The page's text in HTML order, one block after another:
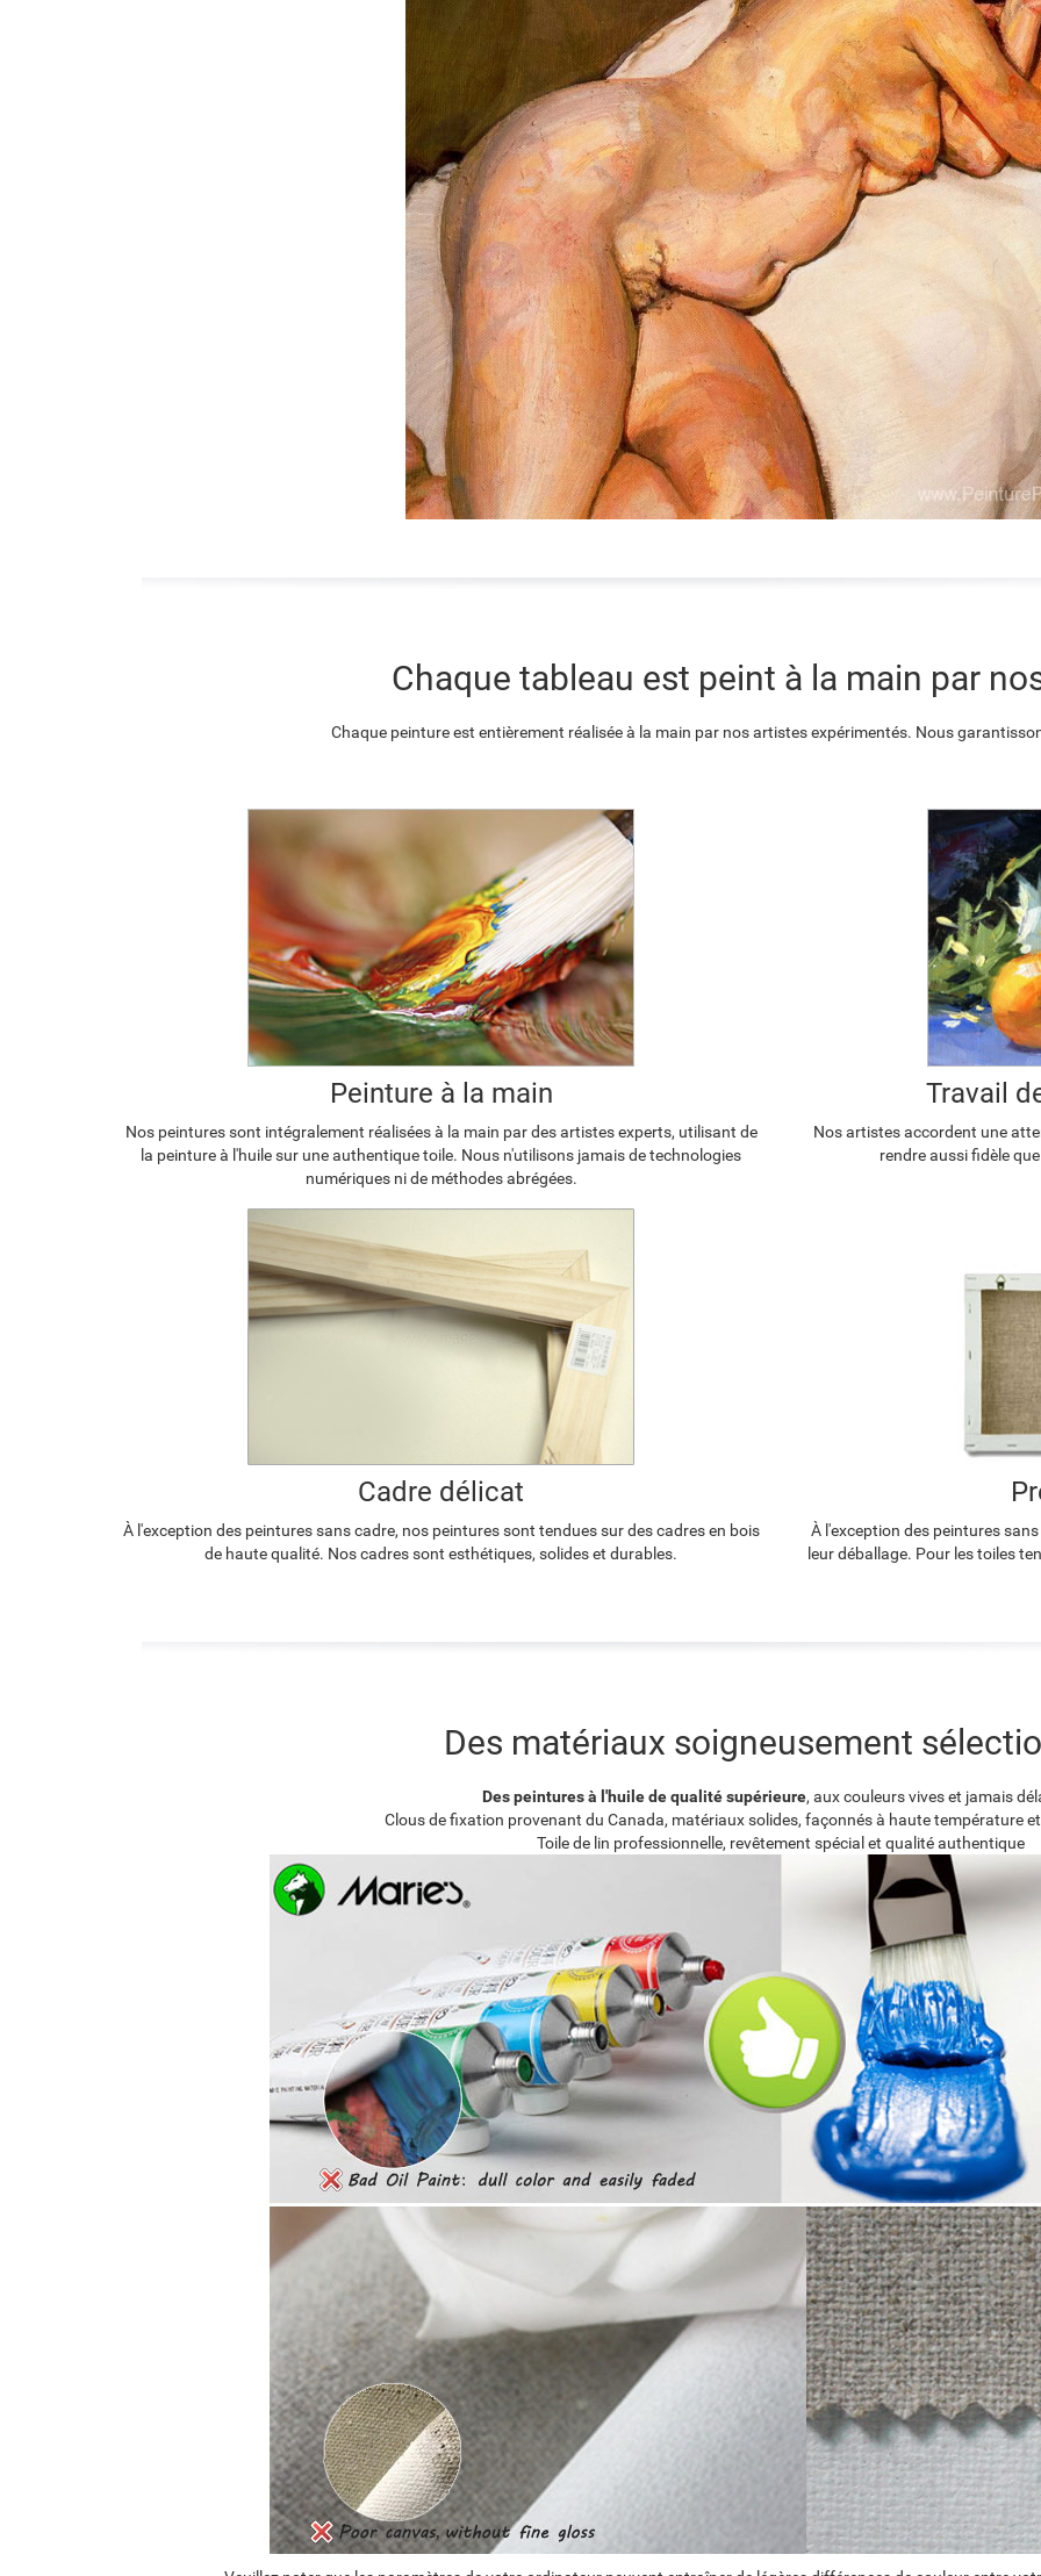
Chaque tableau est peint à la main par
Chaque peinture est entièrement réalisée à la main par nos artistes expérimentés. Nous
Peinture à la main
Nos peintures sont intégralement réalisées à la main par des artistes experts, utilisant de
la peinture à l'huile sur une authentique toile. Nous n'utilisons jamais de technologies
numériques ni de méthodes abrégées.
Travail
Nos artistes accordent une
rendre aussi fidèle
Cadre délicat
À l'exception des peintures sans cadre, nos peintures sont tendues sur des cadres en bois
de haute qualité. Nos cadres sont esthétiques, solides et durables.
À l'exception des peintures
leur déballage. Pour les toiles
Des matériaux soigneusement
Des peintures à l'huile de qualité supérieure, aux couleurs vives et jamais
Clous de fixation provenant du Canada, matériaux solides, façonnés à haute température
Toile de lin professionnelle, revêtement spécial et qualité authentique